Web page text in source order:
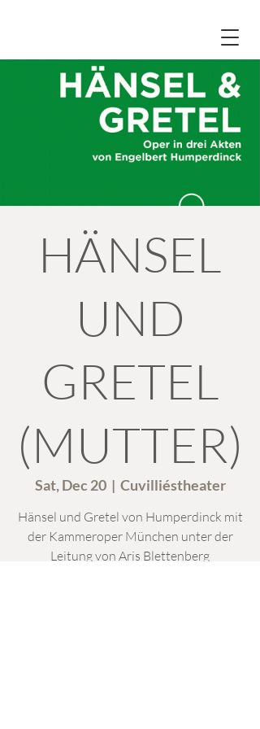
HÄNSEL
UND
GRETEL
(MUTTER)
Sat, Dec 20
  |
Cuvilliéstheater
Hänsel und Gretel von Humperdinck mit
der Kammeroper München unter der
Leitung von Aris Blettenberg